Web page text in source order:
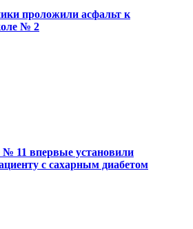
проложили асфальт к
№ 2
№ 11 впервые установили
с сахарным диабетом